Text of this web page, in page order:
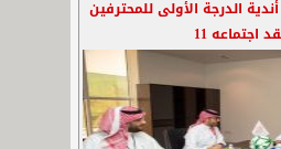
الدرجة الأولى للمحترفين
اجتماعه 11